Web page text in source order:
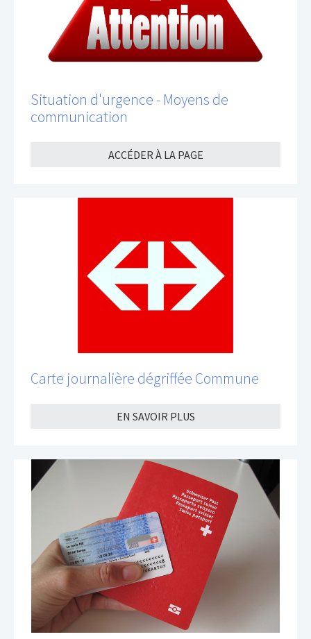
Situation d'urgence - Moyens de
communication
ACCÉDER À LA PAGE
Carte journalière dégriffée Commune
EN SAVOIR PLUS